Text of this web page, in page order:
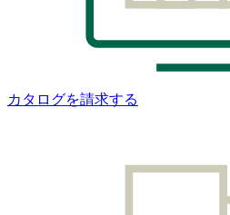
カタログを請求する